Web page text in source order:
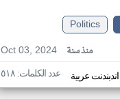
Politics
Oct 03, 2024
منذ سنة
اندبندنت عربية عدد الكلمات: ٥١٨